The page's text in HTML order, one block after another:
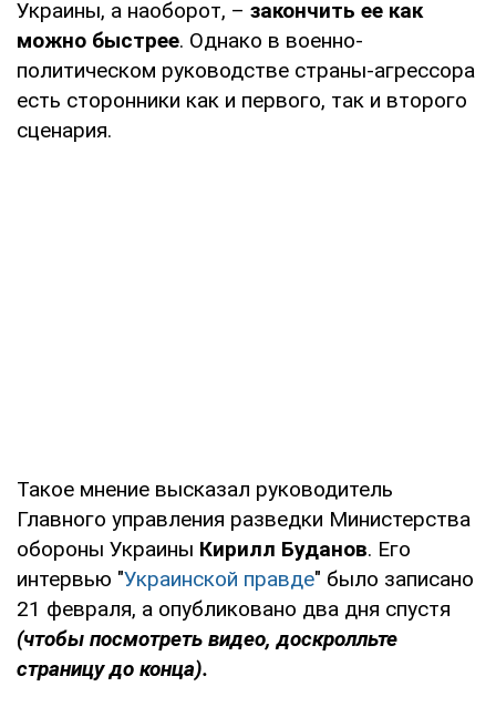
Украины, а наоборот, – закончить ее как
можно быстрее. Однако в военно-
политическом руководстве страны-агрессора
есть сторонники как и первого, так и второго
сценария.
Такое мнение высказал руководитель
Главного управления разведки Министерства
обороны Украины Кирилл Буданов. Его
интервью "Украинской правде" было записано
21 февраля, а опубликовано два дня спустя
(чтобы посмотреть видео, доскролльте
страницу до конца).